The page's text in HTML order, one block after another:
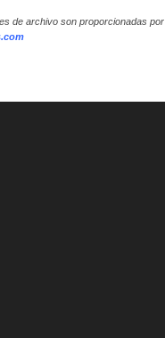
de archivo son proporcionadas por